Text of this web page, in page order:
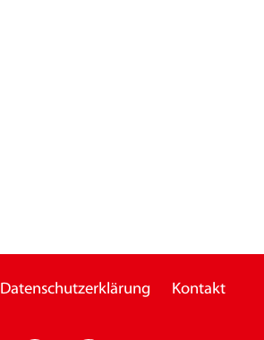
Datenschutzerklärung Kontakt